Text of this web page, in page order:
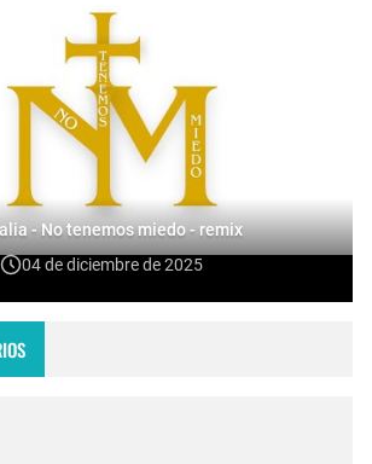
- No tenemos miedo - remix
04 de diciembre de 2025